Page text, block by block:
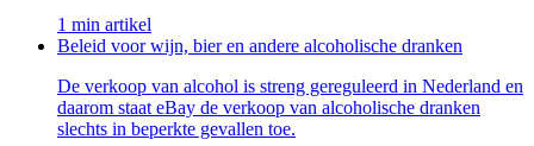
1 min artikel
Beleid voor wijn, bier en andere alcoholische dranken
De verkoop van alcohol is streng gereguleerd in Nederland en
daarom staat eBay de verkoop van alcoholische dranken
slechts in beperkte gevallen toe.